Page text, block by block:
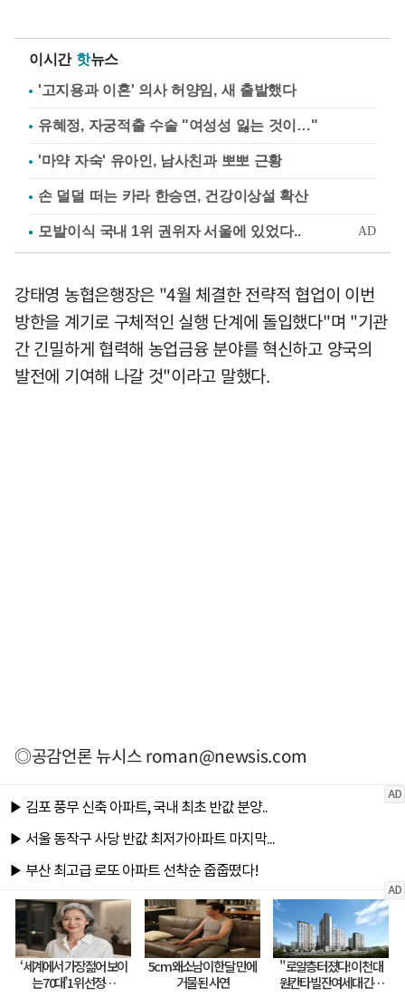
이시간 핫뉴스
'고지용과 이혼' 의사 허양임, 새 출발했다
유혜정, 자궁적출 수술 "여성성 잃는 것이…"
'마약 자숙' 유아인, 남사친과 뽀뽀 근황
손 덜덜 떠는 카라 한승연, 건강이상설 확산
강태영 농협은행장은 "4월 체결한 전략적 협업이 이번
방한을 계기로 구체적인 실행 단계에 돌입했다"며 "기관
간 긴밀하게 협력해 농업금융 분야를 혁신하고 양국의
발전에 기여해 나갈 것"이라고 말했다.
◎공감언론 뉴시스roman@newsis.com